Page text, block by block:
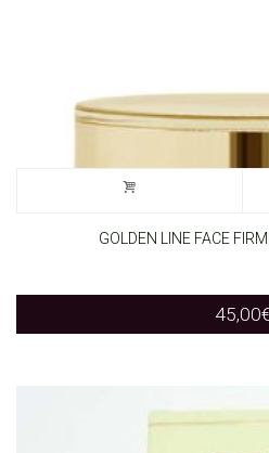
GOLDEN LINE FACE
45,00